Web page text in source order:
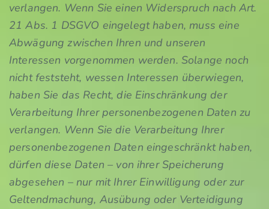
verlangen. Wenn Sie einen Widerspruch nach Art.
21 Abs. 1 DSGVO eingelegt haben, muss eine
Abwägung zwischen Ihren und unseren
Interessen vorgenommen werden. Solange noch
nicht feststeht, wessen Interessen überwiegen,
haben Sie das Recht, die Einschränkung der
Verarbeitung Ihrer personenbezogenen Daten zu
verlangen. Wenn Sie die Verarbeitung Ihrer
personenbezogenen Daten eingeschränkt haben,
dürfen diese Daten – von ihrer Speicherung
abgesehen – nur mit Ihrer Einwilligung oder zur
Geltendmachung, Ausübung oder Verteidigung